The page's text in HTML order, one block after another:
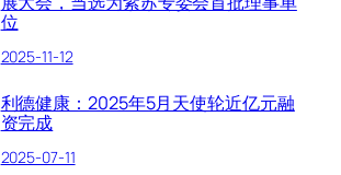
位
2025-11-12
利德健康：2025年5月天使轮近亿元融
资完成
2025-07-11